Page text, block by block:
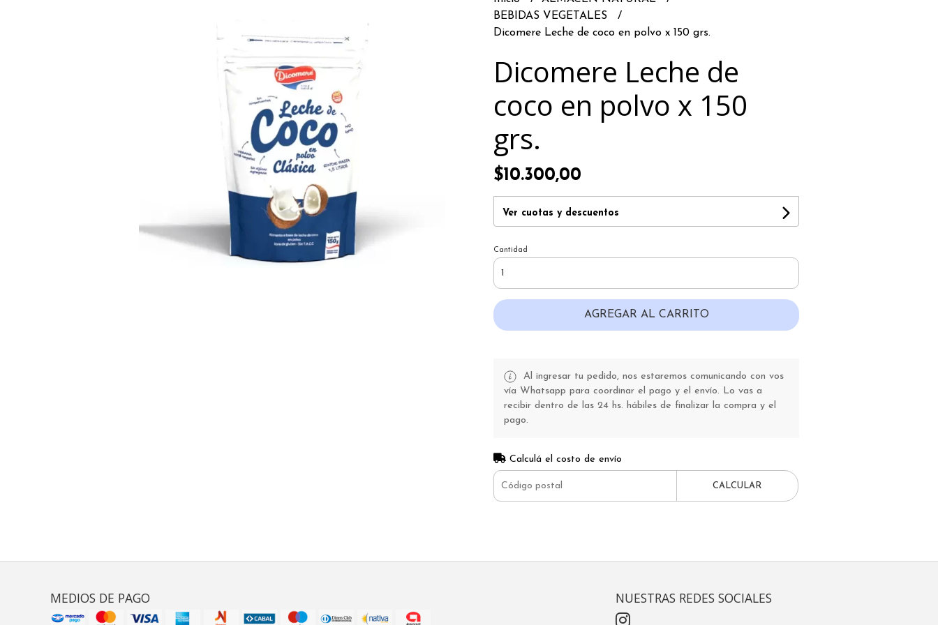
BEBIDAS VEGETALES
Dicomere Leche de coco en polvo x 150 grs.
Dicomere Leche de
coco en polvo x 150
grs.
$10.300,00
Ver cuotas y descuentos
Cantidad
AGREGAR AL CARRITO
Al ingresar tu pedido, nos estaremos comunicando con vos
vía Whatsapp para coordinar el pago y el envío. Lo vas a
recibir dentro de las 24 hs. hábiles de finalizar la compra y el
pago.
Calculá el costo de envío
CALCULAR
MEDIOS DE PAGO NUESTRAS REDES SOCIALES